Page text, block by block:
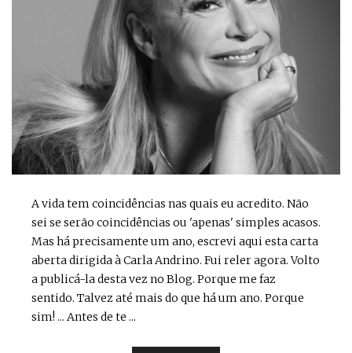
A vida tem coincidências nas quais eu acredito. Não
sei se serão coincidências ou 'apenas' simples acasos.
Mas há precisamente um ano, escrevi aqui esta carta
aberta dirigida à Carla Andrino. Fui reler agora. Volto
a publicá-la desta vez no Blog. Porque me faz
sentido. Talvez até mais do que há um ano. Porque
sim! ... Antes de te ...